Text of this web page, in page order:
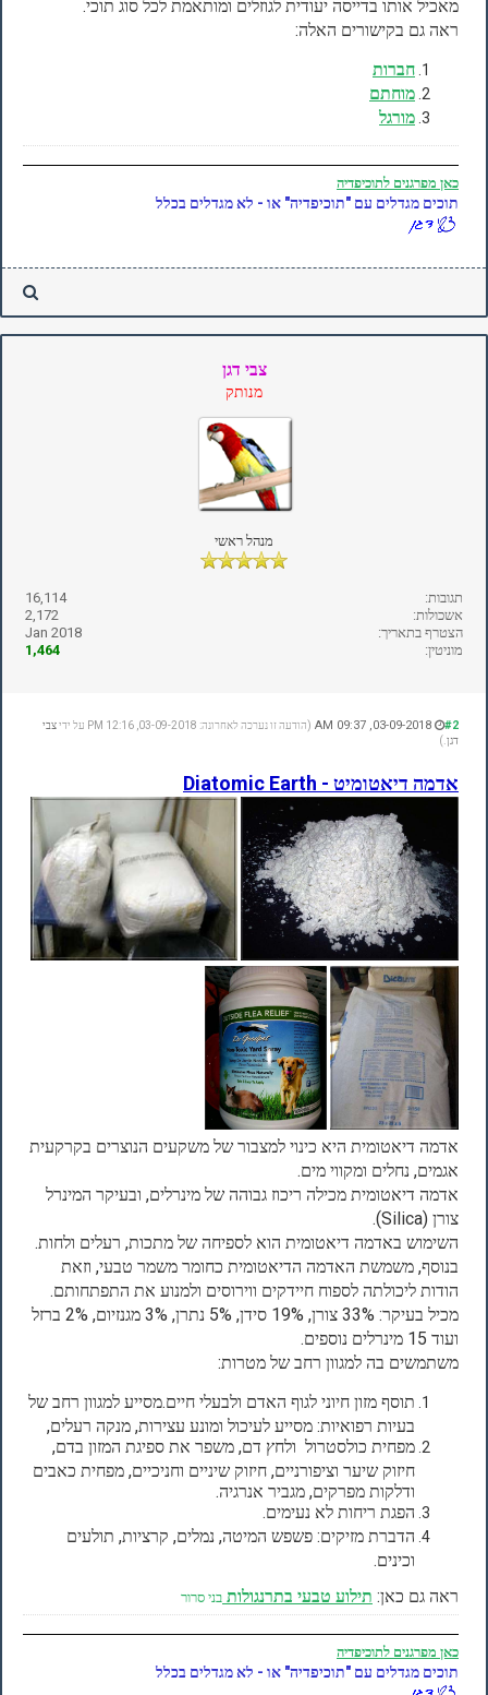
מאכיל אותו בדייסה יעודית לגוזלים ומותאמת לכל סוג תוכי.
ראה גם בקישורים האלה:
חברות
מוחתם
מורגל
כאן מפרגנים לתוכיפדיה
תוכים מגדלים עם "תוכיפדיה" או - לא מגדלים בכלל
צבי דגן
מנותק
מנהל ראשי
תגובות:
16,114
אשכולות:
2,172
הצטרף בתאריך:
Jan 2018
מוניטין:
1,464
#2 (הודעה זו נערכה לאחרונה: 03-09-2018, 12:16 PM על ידי
צבי
דגן .)
אדמה דיאטומיט - Diatomic Earth
אדמה דיאטומית היא כינוי למצבור של משקעים הנוצרים בקרקעית
אגמים, נחלים ומקווי מים.
אדמה דיאטומית מכילה ריכוז גבוהה של מינרלים, ובעיקר המינרל
צורן (Silica).
השימוש באדמה דיאטומית הוא לספיחה של מתכות, רעלים ולחות.
בנוסף, משמשת האדמה הדיאטומית כחומר משמר טבעי, וזאת
הודות ליכולתה לספוח חיידקים ווירוסים ולמנוע את התפתחותם.
מכיל בעיקר: 33% צורן, 19% סידן, 5% נתרן, 3% מגנזיום, 2% ברזל
ועוד 15 מינרלים נוספים.
משתמשים בה למגוון רחב של מטרות:
תוסף מזון חיוני לגוף האדם ולבעלי חיים.מסייע למגוון רחב של
בעיות רפואיות: מסייע לעיכול ומונע עצירות, מנקה רעלים,
מפחית כולסטרול ולחץ דם, משפר את ספיגת המזון בדם,
חיזוק שיער וציפורניים, חיזוק שיניים וחניכיים, מפחית כאבים
ודלקות מפרקים, מגביר אנרגיה.
הפגת ריחות לא נעימים.
הדברת מזיקים: פשפש המיטה, נמלים, קרציות, תולעים
וכינים.
ראה גם כאן: תילוע טבעי בתרנגולות בני סרור
כאן מפרגנים לתוכיפדיה
תוכים מגדלים עם "תוכיפדיה" או - לא מגדלים בכלל